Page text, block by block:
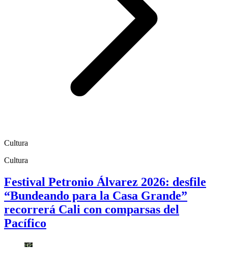
Cultura
Cultura
Festival Petronio Álvarez 2026: desfile
“Bundeando para la Casa Grande”
recorrerá Cali con comparsas del
Pacífico